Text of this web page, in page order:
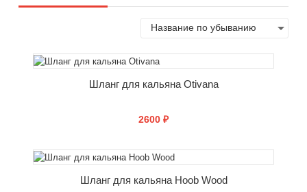
Шланг для кальяна Otivana
2600 ₽
СООБЩИТЬ О ПОСТУПЛЕНИИ
Шланг для кальяна Hoob Wood